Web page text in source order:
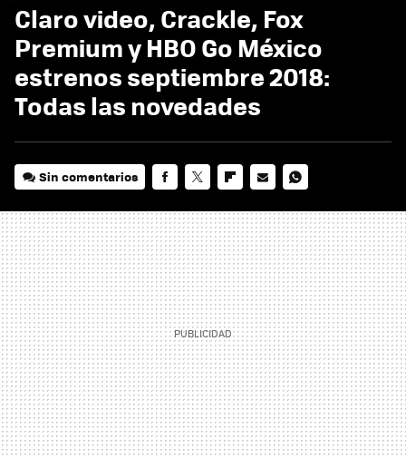
Claro video, Crackle, Fox
Premium y HBO Go México
estrenos septiembre 2018:
Todas las novedades
Sin comentarios
MAIL